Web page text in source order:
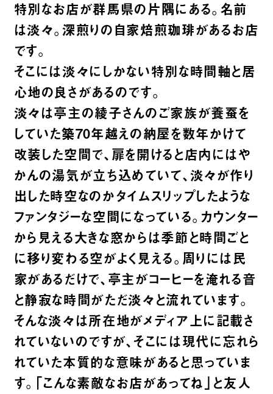
特別なお店が群馬県の片隅にある。名前
は淡々。深煎りの自家焙煎珈琲があるお店
です。
そこには淡々にしかない特別な時間軸と居
心地の良さがあるのです。
淡々は亭主の綾子さんのご家族が養蚕を
していた築70年越えの納屋を数年かけて
改装した空間で、扉を開けると店内にはや
かんの湯気が立ち込めていて、淡々が作り
出した時空なのかタイムスリップしたような
ファンタジーな空間になっている。カウンター
から見える大きな窓からは季節と時間ごと
に移り変わる空がよく見える。周りには民
家があるだけで、亭主がコーヒーを淹れる音
と静寂な時間がただ淡々と流れています。
そんな淡々は所在地がメディア上に記載さ
れていないのですが、そこには現代に忘れら
れていた本質的な意味があると思っていま
す。「こんな素敵なお店があってね」と友人